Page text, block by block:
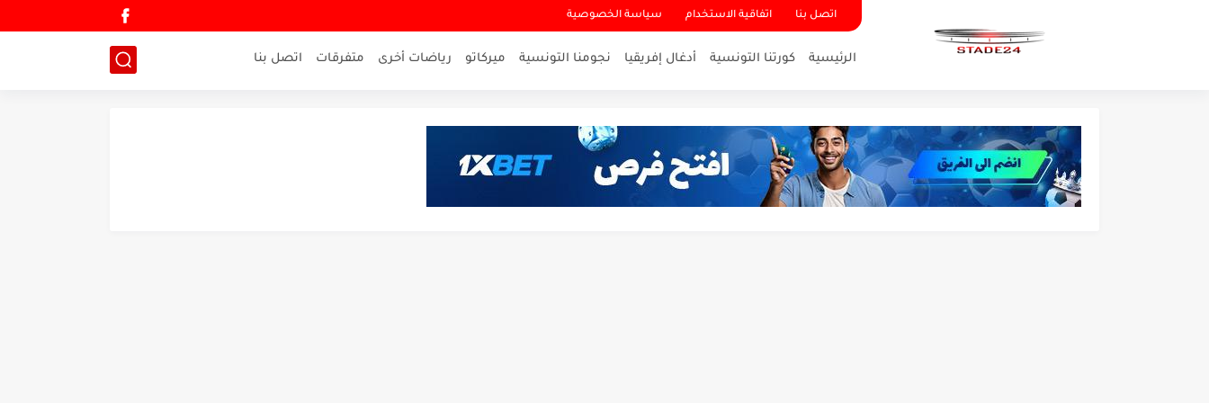
اتصل بنا اتفاقية الاستخدام سياسة الخصوصية
الرئيسية كورتنا التونسية أدغال إفريقيا نجومنا التونسية ميركاتو رياضات أخرى متفرقات اتصل بنا